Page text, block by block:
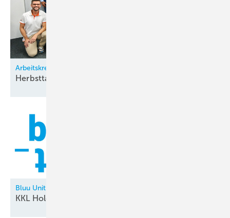
Arbeitskreis Klimatechnik
Herbsttagung bei
Bluu Unit
KKL Holding neu in der